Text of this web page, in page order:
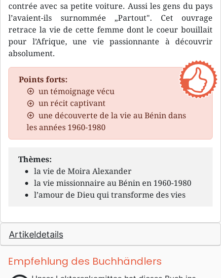
contrée avec sa petite voiture. Aussi les gens du pays
l’avaient-ils surnommée „Partout". Cet ouvrage
retrace la vie de cette femme dont le coeur bouillait
pour l’Afrique, une vie passionnante à découvrir
absolument.
Points forts:
un témoignage vécu
un récit captivant
une découverte de la vie au Bénin dans
les années 1960-1980
Thèmes:
la vie de Moira Alexander
la vie missionnaire au Bénin en 1960-1980
l’amour de Dieu qui transforme des vies
Artikeldetails
Empfehlung des Buchhändlers